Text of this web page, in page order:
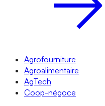
Agrofourniture
Agroalimentaire
AgTech
Coop-négoce